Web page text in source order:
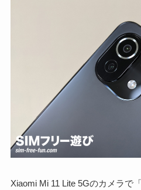
Xiaomi Mi 11 Lite 5Gのカメラで